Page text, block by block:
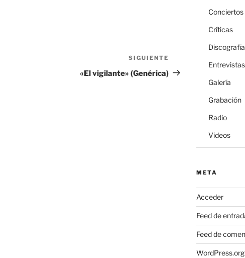
entrada
SIGUIENTE
«El vigilante» (Genérica)
Conciertos
Críticas
Discografía
Entrevistas
Galería
Grabación
Radio
Videos
META
Acceder
Feed de
Feed de
WordPress.org